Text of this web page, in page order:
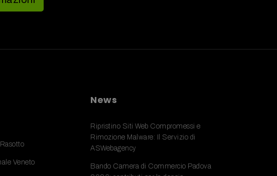
Veneto
News
Ripristino Siti Web Compromessi e
Rimozione Malware: Il Servizio di
ASWebagency
Bando Camera di Commercio Padova